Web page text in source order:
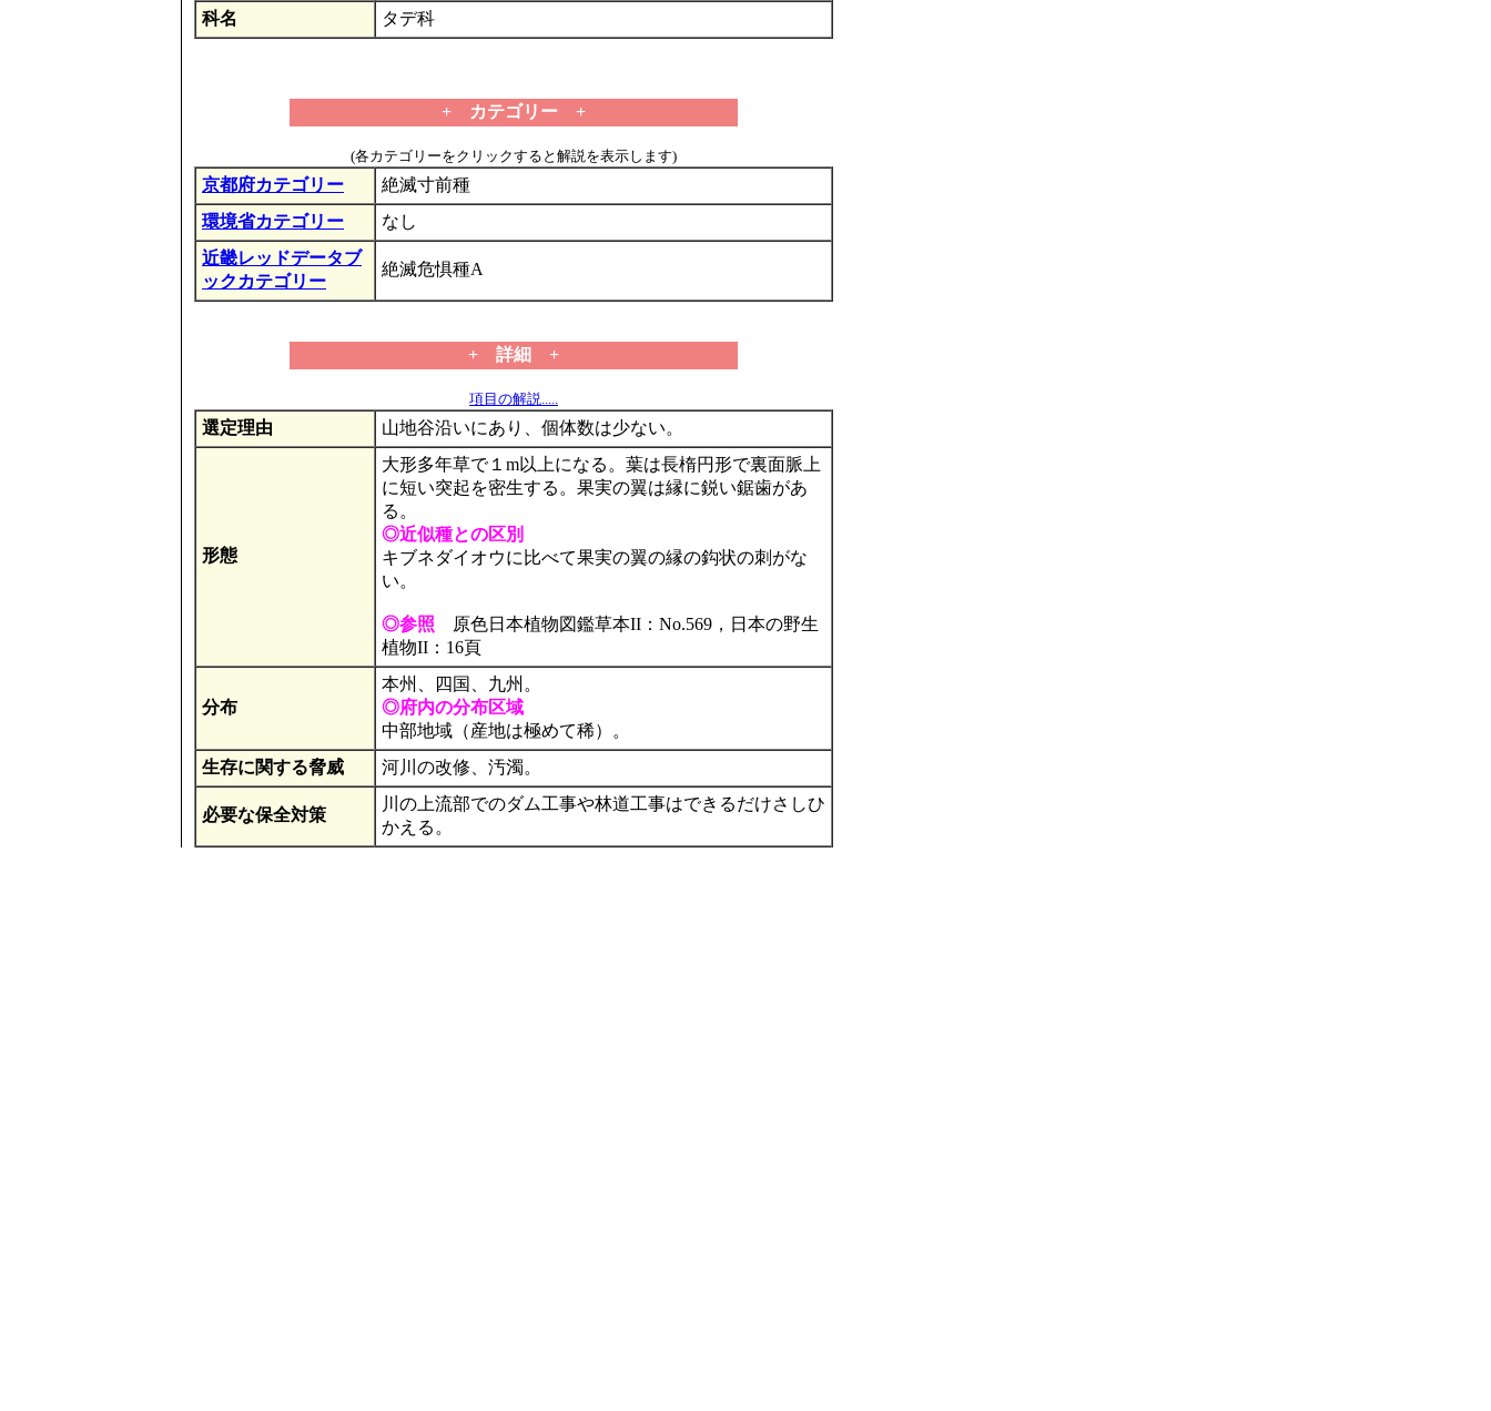
科名
タデ科
+ カテゴリー +
(各カテゴリーをクリックすると解説を表示します)
京都府カテゴリー
絶滅寸前種
環境省カテゴリー
なし
近畿レッドデータブ
ックカテゴリー
絶滅危惧種A
+ 詳細 +
項目の解説.....
選定理由 山地谷沿いにあり、個体数は少ない。
形態
大形多年草で１m以上になる。葉は長楕円形で裏面脈上
に短い突起を密生する。果実の翼は縁に鋭い鋸歯があ
る。
◎近似種との区別
キブネダイオウに比べて果実の翼の縁の鈎状の刺がな
い。
◎参照 原色日本植物図鑑草本II：No.569，日本の野生
植物II：16頁
分布
本州、四国、九州。
◎府内の分布区域
中部地域（産地は極めて稀）。
生存に関する脅威
河川の改修、汚濁。
必要な保全対策
川の上流部でのダム工事や林道工事はできるだけさしひ
かえる。